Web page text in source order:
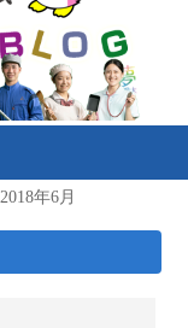
年6月